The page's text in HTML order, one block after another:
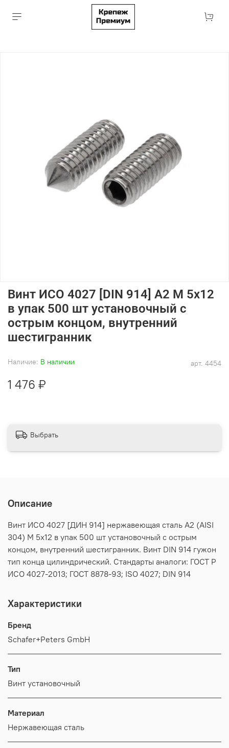
арт. 4454
Наличие: В наличии
Винт ИСО 4027 [DIN 914] А2 M 5х12
в упак 500 шт установочный с
острым концом, внутренний
шестигранник
1 476 ₽
Выбрать
Описание
Винт ИСО 4027 [ДИН 914] нержавеющая сталь А2 (AISI
304) M 5х12 в упак 500 шт установочный с острым
концом, внутренний шестигранник. Винт DIN 914 гужон
тип конца цилиндрический. Стандарты аналоги: ГОСТ Р
ИСО 4027-2013; ГОСТ 8878-93; ISO 4027; DIN 914
Характеристики
Бренд
Schafer+Peters GmbH
Тип
Винт установочный
Материал
Нержавеющая сталь